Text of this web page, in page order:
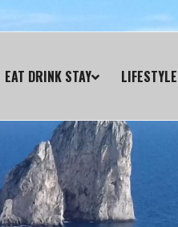
EAT DRINK STAY